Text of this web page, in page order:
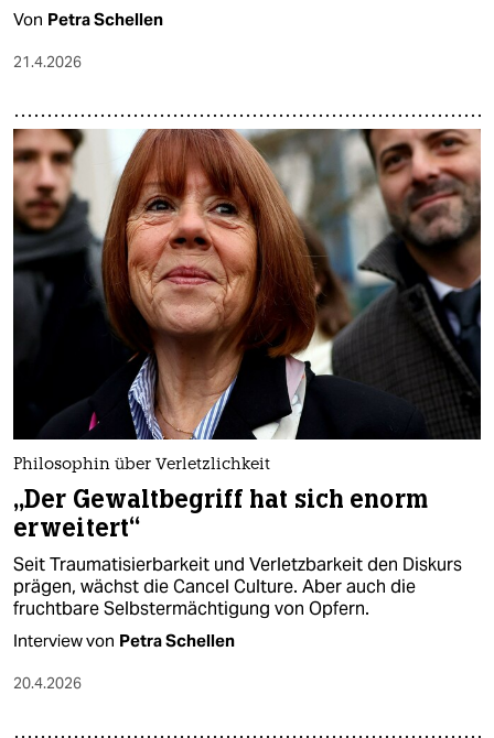
Von Petra Schellen
21.4.2026
Philosophin über Verletzlichkeit
„Der Gewaltbegriff hat sich enorm
erweitert“
Seit Traumatisierbarkeit und Verletzbarkeit den Diskurs
prägen, wächst die Cancel Culture. Aber auch die
fruchtbare Selbstermächtigung von Opfern.
Interview von Petra Schellen
20.4.2026